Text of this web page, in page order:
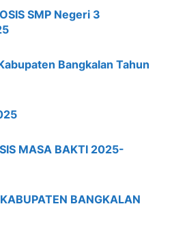
SMP Negeri 3
Bangkalan Tahun
MASA BAKTI 2025-
BANGKALAN